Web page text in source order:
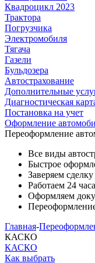
Квадроцикл 2023
Трактора
Погрузчика
Электромобиля
Тягача
Газели
Бульдозера
Автострахование
Дополнительные
Диагностическая
Постановка на учет
Оформление
Переоформление
Все виды
Быстрое
Заверяем
Работаем 24
Оформляем
Главная-
КАСКО
КАСКО
Как выбрать